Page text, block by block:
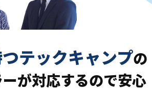
テックキャンプの
が対応するので安心